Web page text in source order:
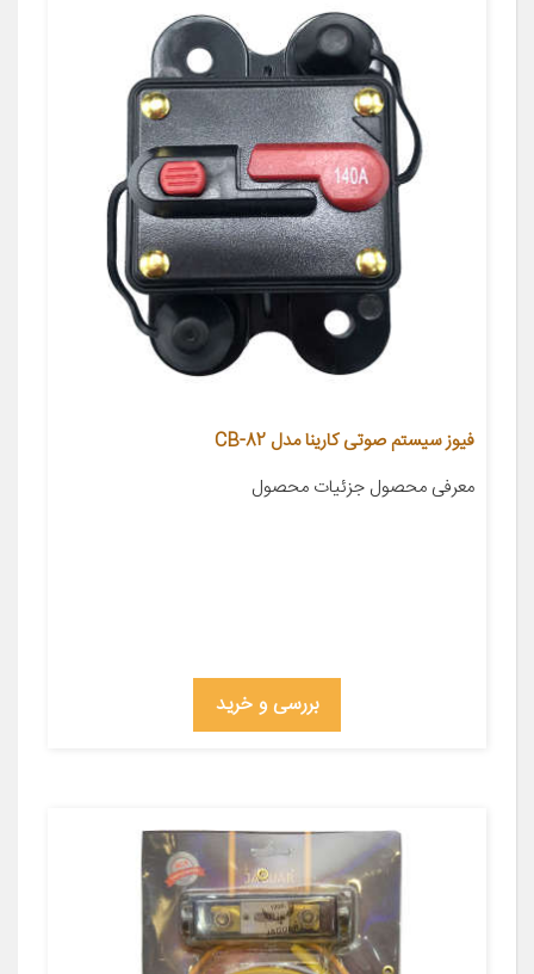
فیوز سیستم صوتی کارینا مدل CB-82
معرفی محصول جزئیات محصول
بررسی و خرید